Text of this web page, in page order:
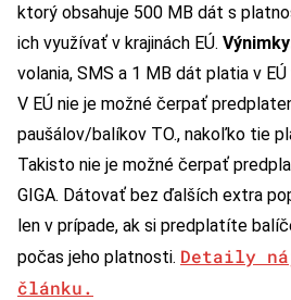
ktorý obsahuje 500 MB dát s
ich využívať v krajinách EÚ.
volania, SMS a 1 MB dát platia v
V EÚ nie je možné čerpať
paušálov/balíkov TO., nakoľko tie
Takisto nie je možné čerpať
GIGA. Dátovať bez ďalších extra
len v prípade, ak si predplatíte
počas jeho platnosti. Detaily
článku.